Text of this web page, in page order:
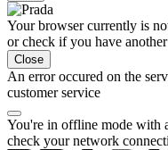
Your browser currently is
or check if you have
Close
An error occured on the
customer service
You're in offline mode with
check your network